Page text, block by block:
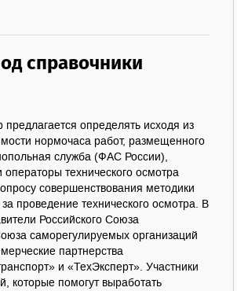
справочники
определять исходя из
нормочаса работ, размещенного
служба (ФАС России),
технического осмотра
совершенствования методики
проведение технического осмотра. В
Российского Союза
саморегулируемых организаций
партнерства
и «ТехЭксперт». Участники
которые помогут выработать